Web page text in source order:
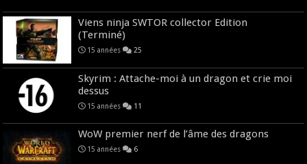
Viens ninja SWTOR collector Edition
(Terminé)
15 années 25
Skyrim : Attache-moi à un dragon et crie moi
dessus
15 années 11
WoW premier nerf de l’âme des dragons
15 années 6